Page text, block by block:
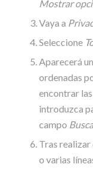
Mostrar
Vaya a
Seleccione
Aparecerá
ordenadas
encontrar las
introduzca
campo
Tras realizar
o varias